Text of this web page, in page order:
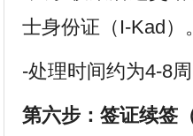
士身份证（I-Kad）
-处理时间约为4-8
第六步：签证续签